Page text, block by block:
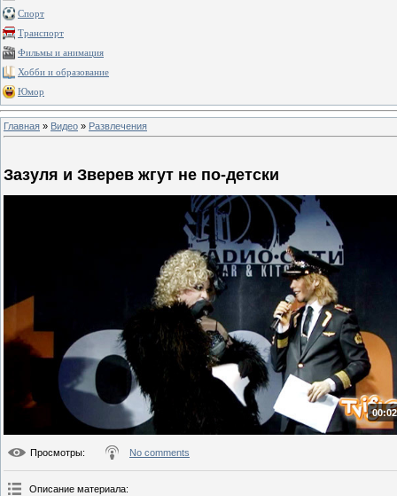
Спорт
Транспорт
Фильмы и анимация
Хобби и образование
Юмор
Главная » Видео » Развлечения
Зазуля и Зверев жгут не по-детски
Просмотры: No comments
Описание материала: